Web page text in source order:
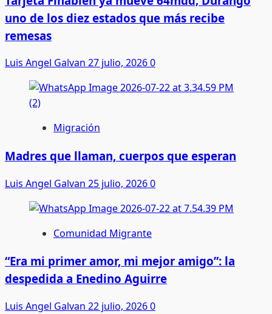
uno de los diez estados que más recibe
remesas
Luis Angel Galvan 27 julio, 20260
Migración
Madres que llaman, cuerpos que esperan
Luis Angel Galvan 25 julio, 20260
Comunidad Migrante
“Era mi primer amor, mi mejor amigo”: la
despedida a Enedino Aguirre
Luis Angel Galvan 22 julio, 20260